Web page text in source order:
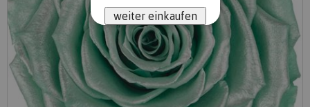
weiter einkaufen